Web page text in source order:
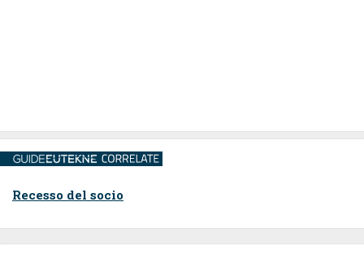
Recesso del socio